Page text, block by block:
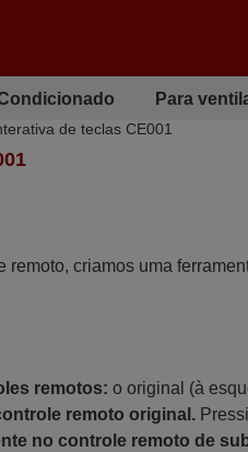
Para
de teclas CE001
remoto, criamos uma
remotos: o original (à
remoto original.
no controle remoto de